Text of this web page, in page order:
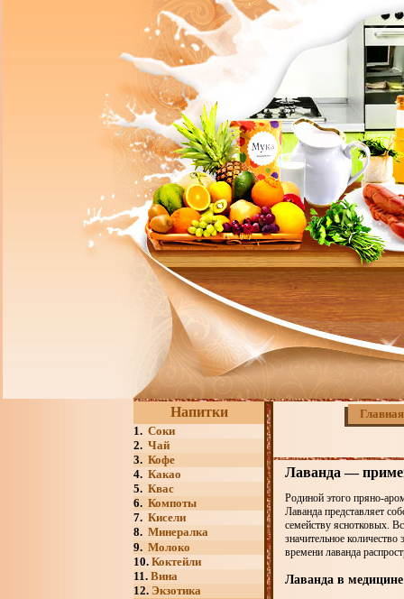
Напитки
1. Соки
2. Чай
3. Кофе
4. Какао
5. Квас
6. Компоты
7. Кисели
8. Минералка
9. Молоко
10. Коктейли
11. Вина
12. Экзотика
Главная
Лаванда —
Родиной этого пряно-
Лаванда представляет
семейству яснотковых.
значительное
времени лаванда
Лаванда в медицине